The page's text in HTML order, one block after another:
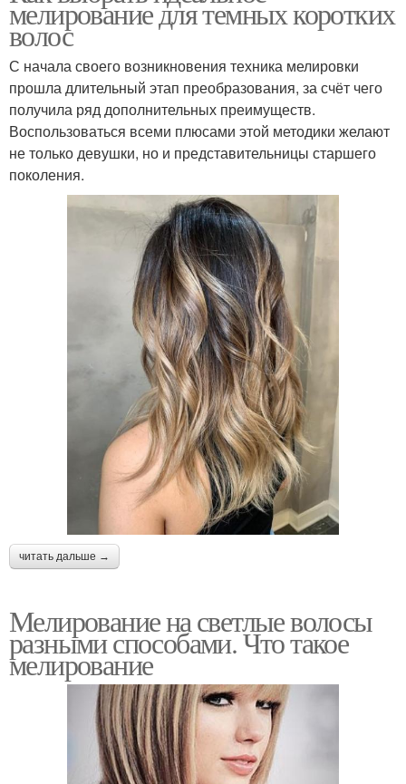
мелирование для темных коротких
волос
С начала своего возникновения техника мелировки
прошла длительный этап преобразования, за счёт чего
получила ряд дополнительных преимуществ.
Воспользоваться всеми плюсами этой методики желают
не только девушки, но и представительницы старшего
поколения.
читать дальше →
Мелирование на светлые волосы
разными способами. Что такое
мелирование